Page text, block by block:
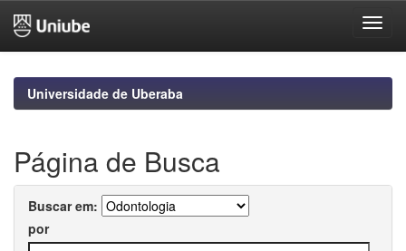
navigationUniversidade de Uberaba
Página de Busca
Buscar em:
por